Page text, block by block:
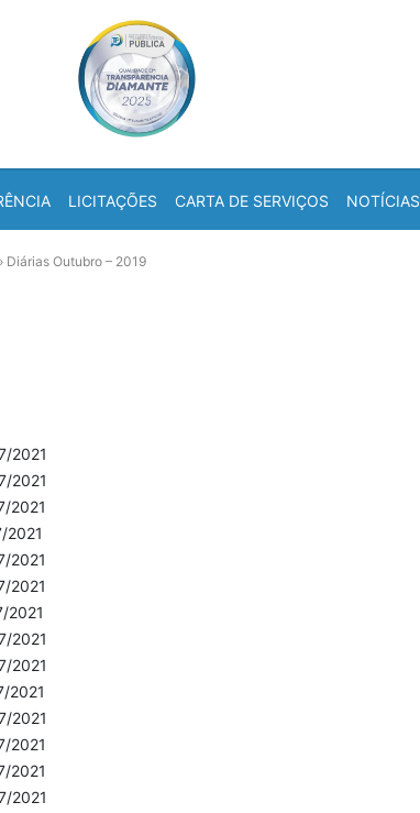
LICITAÇÕES CARTA DE SERVIÇOS NOTÍCIAS
Diárias Outubro – 2019
2021
2021
2021
2021
2021
2021
2021
2021
2021
2021
2021
2021
2021
2021